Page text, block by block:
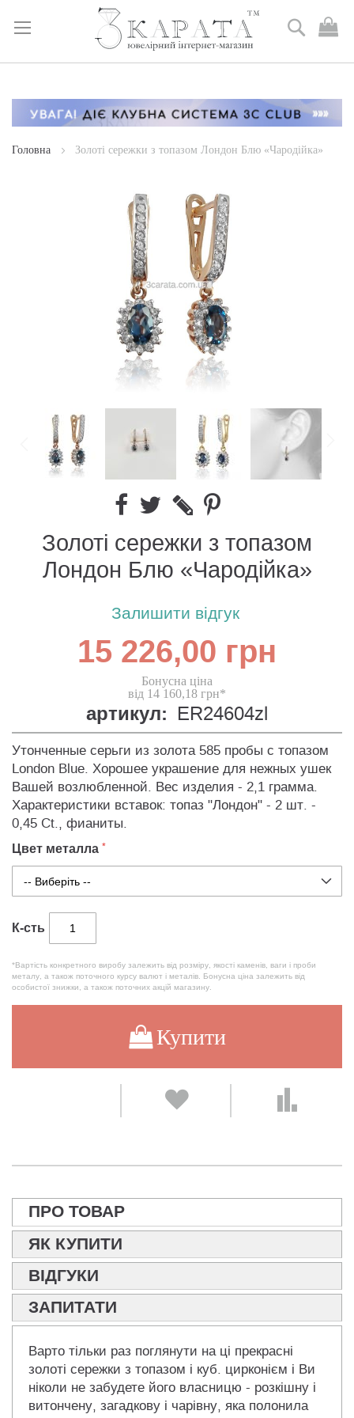
Skip
Content
Пошук
Головна Золоті сережки з топазом Лондон Блю «Чародійка»
Золоті сережки з топазом
Лондон Блю «Чародійка»
Залишити відгук
15 226,00 грн
Бонусна ціна
від 14 160,18 грн*
артикул: ER24604zl
Утонченные серьги из золота 585 пробы с топазом
London Blue. Хорошее украшение для нежных ушек
Вашей возлюбленной. Вес изделия - 2,1 грамма.
Характеристики вставок: топаз "Лондон" - 2 шт. -
0,45 Ct., фианиты.
Цвет металла
К-сть
*Вартість конкретного виробу залежить від розміру, якості каменів, ваги і проби
металу, а також поточного курсу валют і металів. Бонусна ціна залежить від
особистої знижки, а також поточних акцій магазину.
Купити
ПРО ТОВАР
ЯК КУПИТИ
ВІДГУКИ
ЗАПИТАТИ
Варто тільки раз поглянути на ці прекрасні
золоті сережки з топазом і куб. цирконієм і Ви
ніколи не забудете його власницю - розкішну і
витончену, загадкову і чарівну, яка полонила